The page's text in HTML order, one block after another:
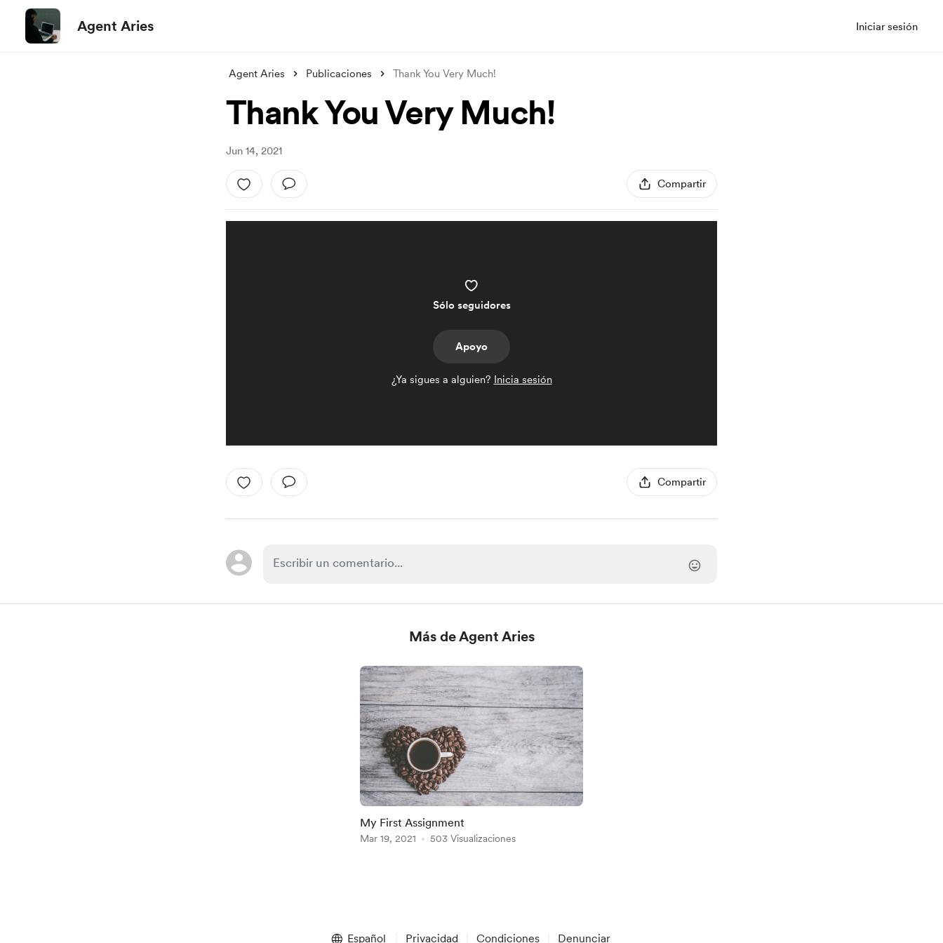
Agent Aries Iniciar sesión
Agent Aries Publicaciones Thank You Very Much!
Thank You Very Much!
Jun 14, 2021
Compartir
Sólo seguidores
Apoyo
¿Ya sigues a alguien? Inicia sesión
Compartir
Más de Agent Aries
My First Assignment
Mar 19, 2021 503 Visualizaciones
Español Privacidad Condiciones Denunciar